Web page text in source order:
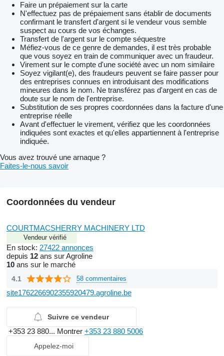
Faire un prépaiement sur la carte
N'effectuez pas de prépaiement sans établir de documents
confirmant le transfert d'argent si le vendeur vous semble
suspect au cours de vos échanges.
Transfert de l'argent sur le compte séquestre
Méfiez-vous de ce genre de demandes, il est très probable
que vous soyez en train de communiquer avec un fraudeur.
Virement sur le compte d'une société avec un nom similaire
Soyez vigilant(e), des fraudeurs peuvent se faire passer pour
des entreprises connues en introduisant des modifications
mineures dans le nom. Ne transférez pas d'argent en cas de
doute sur le nom de l'entreprise.
Substitution de ses propres coordonnées dans la facture d'une
entreprise réelle
Avant d'effectuer le virement, vérifiez que les coordonnées
indiquées sont exactes et qu'elles appartiennent à l'entreprise
indiquée.
Vous avez trouvé une arnaque ?
Faites-le-nous savoir
Coordonnées du vendeur
COURTMACSHERRY MACHINERY LTD
Vendeur vérifié
En stock: 27422 annonces
depuis 12 ans sur Agroline
10 ans sur le marché
4.1 58 commentaires
site1762266902355920479.agroline.be
Suivre ce vendeur
+353 23 880... Montrer +353 23 880 5006
Appelez-moi